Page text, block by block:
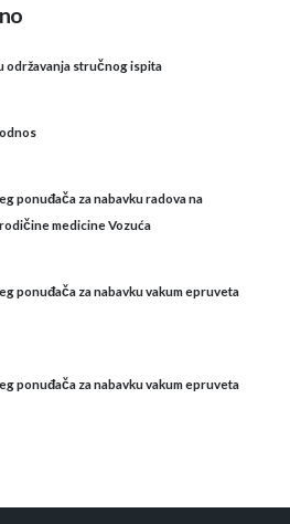
održavanja stručnog ispita
ponuđača za nabavku radova na
medicine Vozuća
ponuđača za nabavku vakum epruveta
ponuđača za nabavku vakum epruveta